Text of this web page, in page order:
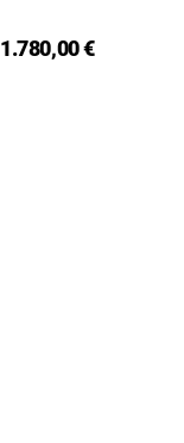
1.780,00 €